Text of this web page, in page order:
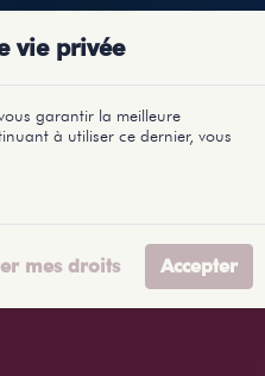
vie privée
garantir la meilleure
à utiliser ce dernier, vous
mes droits Accepter